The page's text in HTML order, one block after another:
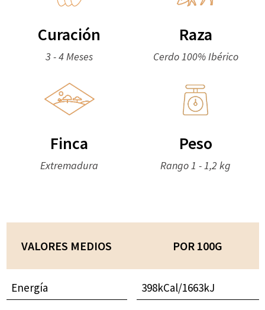
Curación
3 - 4 Meses
Raza
Cerdo 100% Ibérico
Finca
Extremadura
Peso
Rango 1 - 1,2 kg
VALORES MEDIOS POR 100G
Energía 398kCal/1663kJ